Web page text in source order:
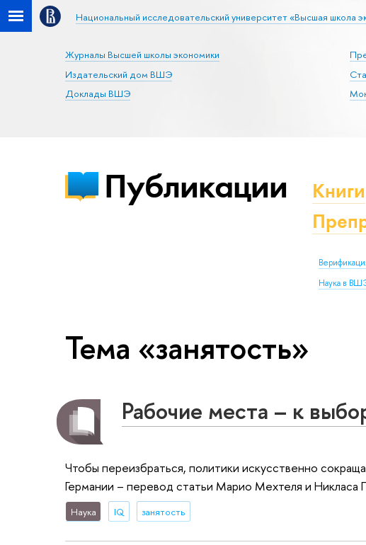
Национальный исследовательский университет «Высшая школа
Журналы Высшей школы экономики
Издательский дом ВШЭ
Доклады ВШЭ
Публикации Книги
Наука в
Тема «занятость»
Рабочие места – к
Чтобы переизбраться, политики искусственно
Германии – перевод статьи Марио Мехтеля и Никласа
Наука IQ занятость